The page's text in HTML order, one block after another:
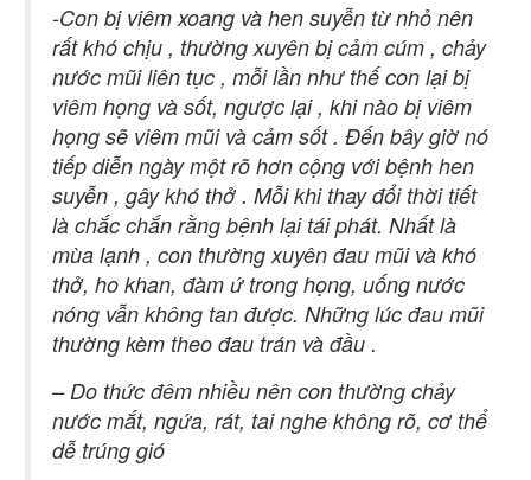
-Con bị viêm xoang và hen suyễn từ nhỏ nên
rất khó chịu , thường xuyên bị cảm cúm , chảy
nước mũi liên tục , mỗi lần như thế con lại bị
viêm họng và sốt, ngược lại , khi nào bị viêm
họng sẽ viêm mũi và cảm sốt . Đến bây giờ nó
tiếp diễn ngày một rõ hơn cộng với bệnh hen
suyễn , gây khó thở . Mỗi khi thay đổi thời tiết
là chắc chắn rằng bệnh lại tái phát. Nhất là
mùa lạnh , con thường xuyên đau mũi và khó
thở, ho khan, đàm ứ trong họng, uống nước
nóng vẫn không tan được. Những lúc đau mũi
thường kèm theo đau trán và đầu .
– Do thức đêm nhiều nên con thường chảy
nước mắt, ngứa, rát, tai nghe không rõ, cơ thể
dễ trúng gió